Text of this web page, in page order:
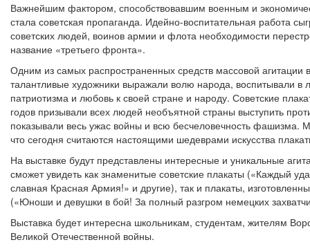
Важнейшим фактором, способствовавшим военным и
стала советская пропаганда. Идейно-воспитательная работа
советских людей, воинов армии и флота необходимости
название «третьего фронта».
Одним из самых распространенных средств массовой
талантливые художники выражали волю народа, воспитывали в
патриотизма и любовь к своей стране и народу. Советские
годов призывали всех людей необъятной страны выступить
показывали весь ужас войны и всю бесчеловечность фашизма.
что сегодня считаются настоящими шедеврами искусства
На выставке будут представлены интересные и уникальные
сможет увидеть как знаменитые советские плакаты («Каждый
славная Красная Армия!» и другие), так и плакаты,
(«Юноши и девушки в бой! За полный разгром немецких
Выставка будет интересна школьникам, студентам, жителям
Великой Отечественной войны.